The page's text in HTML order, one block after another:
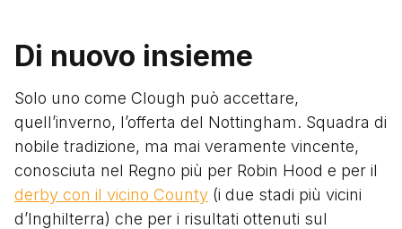
Di nuovo insieme
Solo uno come Clough può accettare,
quell’inverno, l’offerta del Nottingham. Squadra di
nobile tradizione, ma mai veramente vincente,
conosciuta nel Regno più per Robin Hood e per il
derby con il vicino County (i due stadi più vicini
d’Inghilterra) che per i risultati ottenuti sul